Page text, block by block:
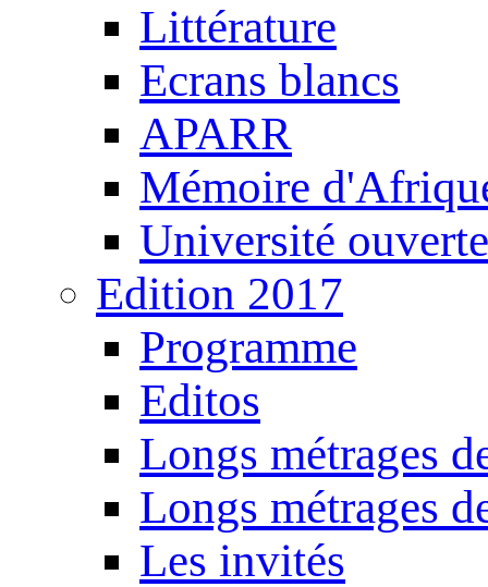
Littérature
Ecrans blancs
APARR
Mémoire
Université ouverte
Edition 2017
Programme
Editos
Longs métrages
Longs métrages
Les invités